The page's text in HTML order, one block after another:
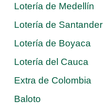
Lotería de Medellín
Lotería de Santander
Lotería de Boyaca
Lotería del Cauca
Extra de Colombia
Baloto